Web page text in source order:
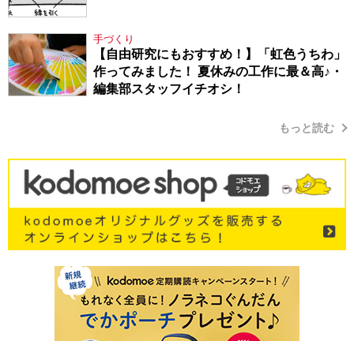
手づくり
【自由研究にもおすすめ！】「虹色うちわ」
作ってみました！ 夏休みの工作に最＆高♪・
編集部スタッフイチオシ！
もっと読む